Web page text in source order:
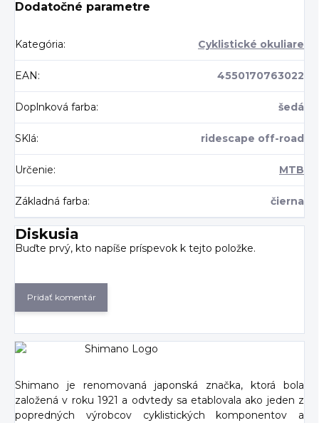
Dodatočné parametre
Kategória: Cyklistické okuliare
EAN : 4550170763022
Doplnková farba: šedá
SKlá: ridescape off-road
Určenie: MTB
Základná farba: čierna
Diskusia
Buďte prvý, kto napíše príspevok k tejto položke.
Pridať komentár
Shimano je renomovaná japonská značka, ktorá bola
založená v roku 1921 a odvtedy sa etablovala ako jeden z
popredných výrobcov cyklistických komponentov a